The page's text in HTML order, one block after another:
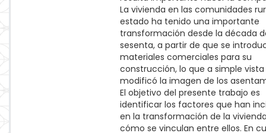
La vivienda en las comunidades
estado ha tenido una importante
transformación desde la década
sesenta, a partir de que se
materiales comerciales para su
construcción, lo que a simple vista
modificó la imagen de los
El objetivo del presente trabajo es
identificar los factores que han
en la transformación de la
cómo se vinculan entre ellos. En